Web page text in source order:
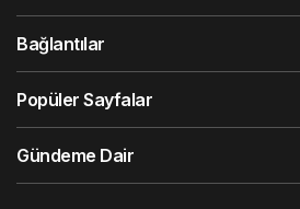
Bağlantılar
Popüler Sayfalar
Gündeme Dair